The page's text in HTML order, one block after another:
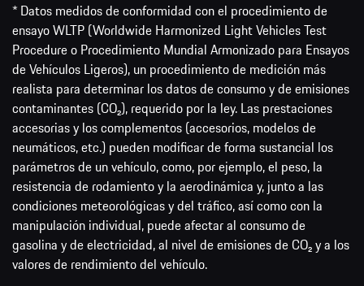
* Datos medidos de conformidad con el procedimiento de
ensayo WLTP (Worldwide Harmonized Light Vehicles Test
Procedure o Procedimiento Mundial Armonizado para Ensayos
de Vehículos Ligeros), un procedimiento de medición más
realista para determinar los datos de consumo y de emisiones
contaminantes (CO₂), requerido por la ley. Las prestaciones
accesorias y los complementos (accesorios, modelos de
neumáticos, etc.) pueden modificar de forma sustancial los
parámetros de un vehículo, como, por ejemplo, el peso, la
resistencia de rodamiento y la aerodinámica y, junto a las
condiciones meteorológicas y del tráfico, así como con la
manipulación individual, puede afectar al consumo de
gasolina y de electricidad, al nivel de emisiones de CO₂ y a los
valores de rendimiento del vehículo.